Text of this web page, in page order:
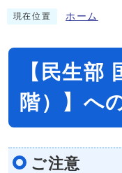
現在位置 ホーム
【民生部
階）】へ
ご注意